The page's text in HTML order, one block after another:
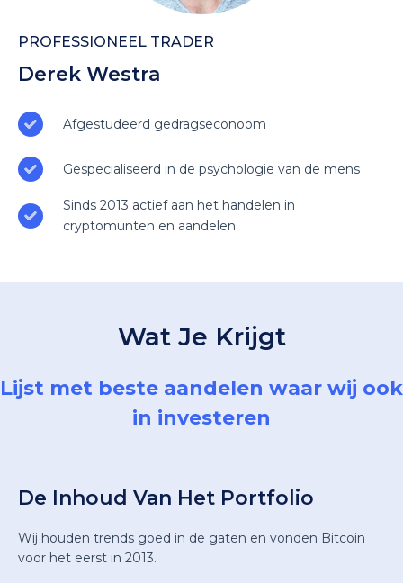
PROFESSIONEEL TRADER
Derek Westra
Afgestudeerd gedragseconoom
Gespecialiseerd in de psychologie van de mens
Sinds 2013 actief aan het handelen in
cryptomunten en aandelen
Wat Je Krijgt
Lijst met beste aandelen waar wij ook
in investeren
De Inhoud Van Het Portfolio
Wij houden trends goed in de gaten en vonden Bitcoin
voor het eerst in 2013.